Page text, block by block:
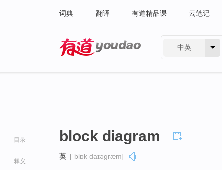
词典 翻译 有道精品课 云笔记
中英
目录
释义
block diagram
英 [ˈblɒk daɪəɡræm]